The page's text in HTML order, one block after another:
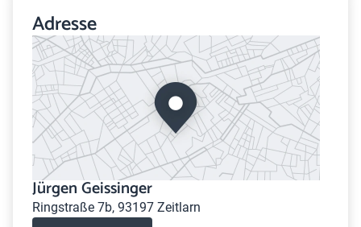
Adresse
Jürgen Geissinger
Ringstraße 7b, 93197 Zeitlarn